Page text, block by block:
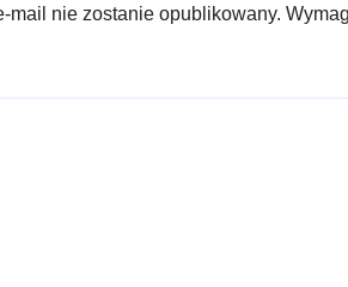
mail nie zostanie opublikowany.